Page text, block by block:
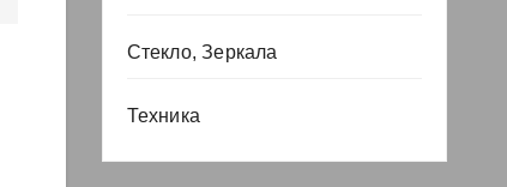
Стекло, Зеркала
Техника